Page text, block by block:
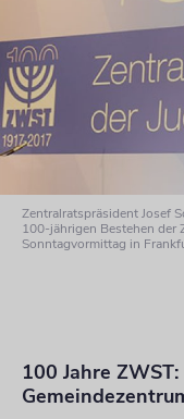
Zentralratspräsident Josef
100-jährigen Bestehen der
Sonntagvormittag in
100 Jahre